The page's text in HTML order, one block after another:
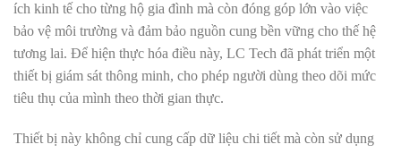
ích kinh tế cho từng hộ gia đình mà còn đóng góp lớn vào việc
bảo vệ môi trường và đảm bảo nguồn cung bền vững cho thế hệ
tương lai. Để hiện thực hóa điều này, LC Tech đã phát triển một
thiết bị giám sát thông minh, cho phép người dùng theo dõi mức
tiêu thụ của mình theo thời gian thực.
Thiết bị này không chỉ cung cấp dữ liệu chi tiết mà còn sử dụng